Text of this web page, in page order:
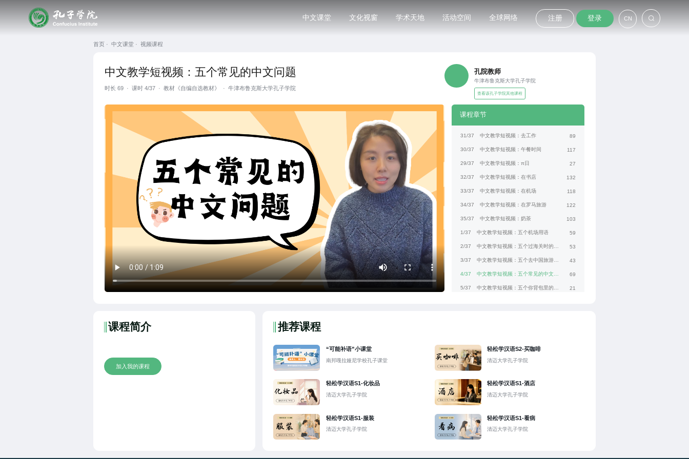
中文课堂 文化视窗 学术天地 活动空间 全球网络 注册 登录 CN
首页 · 中文课堂 · 视频课程
中文教学短视频：五个常见的中文问题
时长69 · 课时 4/37 · 教材《自编自选教材》 · 牛津布鲁克斯大学孔子学院
孔院教师
牛津布鲁克斯大学孔子学院
查看该孔子学院其他课程
课程章节
31/37 中文教学短视频：去工作 89
30/37 中文教学短视频：午餐时间 117
29/37 中文教学短视频：π日 27
32/37 中文教学短视频：在书店 132
33/37 中文教学短视频：在机场 118
34/37 中文教学短视频：在罗马旅游 122
35/37 中文教学短视频：奶茶 103
1/37 中文教学短视频：五个机场用语 59
2/37 53
3/37 43
4/37 69
5/37 21
10/37
11/37 中文教学短视频：五个重庆话中的词
12/37 中文教学短视频：中国的咖啡店
13/37 中文教学短视频：吃的
15/37
16/37 中文教学短视频：酸甜苦辣咸
课程简介
加入我的课程
推荐课程
“可能补语”小课堂
南邦嘎拉娅尼学校孔子课堂
轻松学汉语S2-买咖啡
清迈大学孔子学院
轻松学汉语S1-化妆品
清迈大学孔子学院
轻松学汉语S1-酒店
清迈大学孔子学院
轻松学汉语S1-服装
清迈大学孔子学院
轻松学汉语S1-看病
清迈大学孔子学院